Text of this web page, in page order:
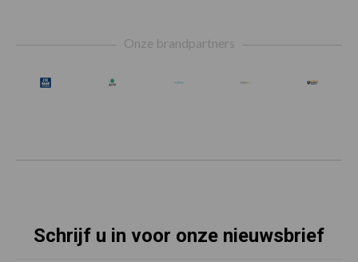
Onze brandpartners
Schrijf u in voor onze nieuwsbrief